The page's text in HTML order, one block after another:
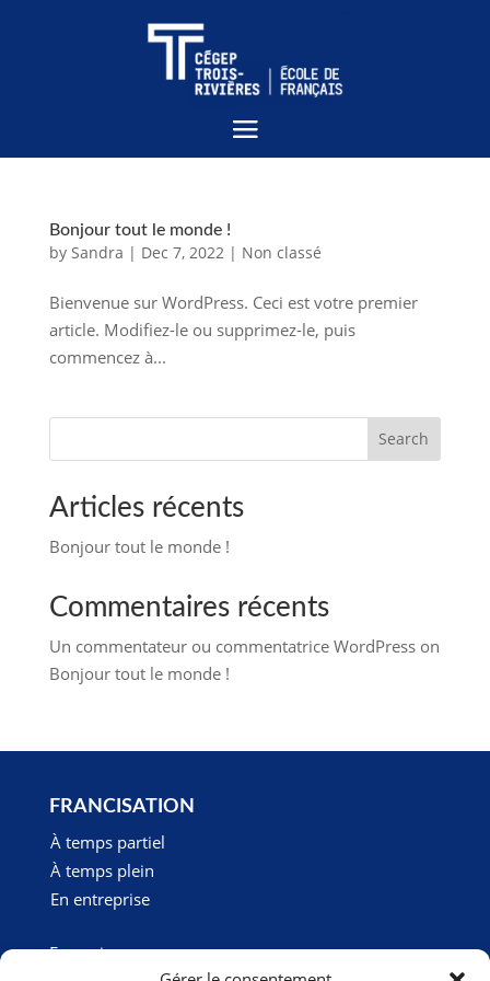
Bonjour tout le monde !
by Sandra | Dec 7, 2022 | Non classé
Bienvenue sur WordPress. Ceci est votre premier
article. Modifiez-le ou supprimez-le, puis
commencez à...
Search
Articles récents
Bonjour tout le monde !
Commentaires récents
Un commentateur ou commentatrice WordPresson
Bonjour tout le monde !
FRANCISATION
À temps partiel
À temps plein
En entreprise
Français